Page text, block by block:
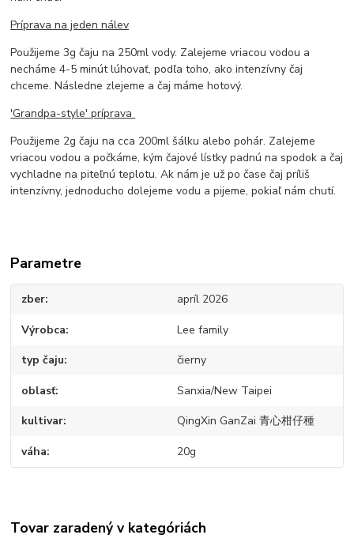
Príprava na jeden nálev
Použijeme 3g čaju na 250ml vody. Zalejeme vriacou vodou a
necháme 4-5 minút lúhovať, podľa toho, ako intenzívny čaj
chceme. Následne zlejeme a čaj máme hotový.
'Grandpa-style' príprava
Použijeme 2g čaju na cca 200ml šálku alebo pohár. Zalejeme
vriacou vodou a počkáme, kým čajové lístky padnú na spodok a čaj
vychladne na piteľnú teplotu. Ak nám je už po čase čaj príliš
intenzívny, jednoducho dolejeme vodu a pijeme, pokiaľ nám chutí.
Parametre
zber apríl 2026
Výrobca Lee family
typ čaju čierny
oblasť Sanxia/New Taipei
kultivar QingXin GanZai 青心柑仔種
váha 20g
Tovar zaradený v kategóriách